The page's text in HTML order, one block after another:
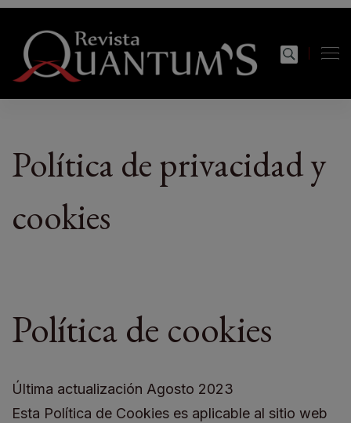
Revista Quantums
Todo sobre Moda, cultura, gastronomía y estilo de
Política de privacidad y
cookies
Política de cookies
Última actualización Agosto 2023
Esta Política de Cookies es aplicable al sitio web
modal-check